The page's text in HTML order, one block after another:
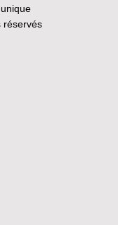
réservés